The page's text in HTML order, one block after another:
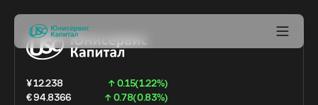
¥ 12.238
↑ 0.15(1.22%)
€ 94.8366
↑ 0.78(0.83%)